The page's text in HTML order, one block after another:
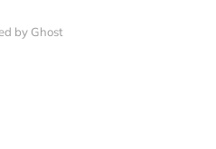
by Ghost